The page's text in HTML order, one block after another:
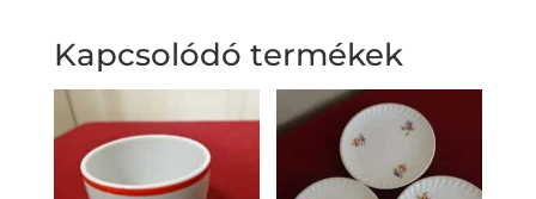
Kapcsolódó termékek